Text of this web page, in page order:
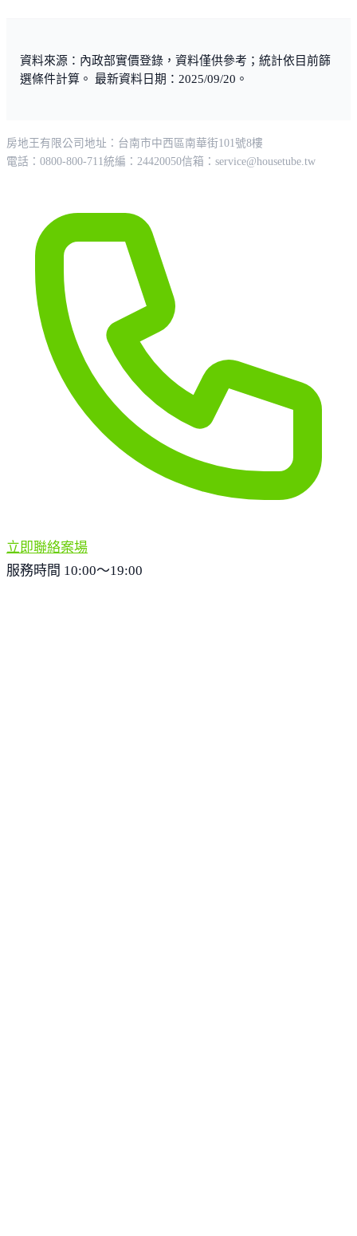
資料來源：內政部實價登錄，資料僅供參考；統計依目前篩
選條件計算。 最新資料日期：2025/09/20。
房地王有限公司 地址：台南市中西區南華街101號8樓
電話：0800-800-711統編：24420050信箱： service@housetube.tw
立即聯絡案場
服務時間 10:00～19:00